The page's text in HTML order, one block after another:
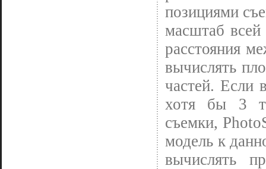
позициями
масштаб всей
расстояния
вычислять
частей. Если
хотя бы 3
съемки,
модель к
вычислять